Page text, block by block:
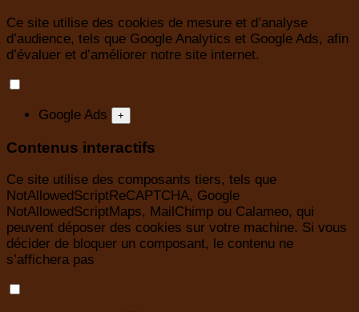
Ce site utilise des cookies de mesure et d’analyse
d’audience, tels que Google Analytics et Google Ads, afin
d’évaluer et d’améliorer notre site internet.
Google Ads +
Contenus interactifs
Ce site utilise des composants tiers, tels que
NotAllowedScriptReCAPTCHA, Google
NotAllowedScriptMaps, MailChimp ou Calameo, qui
peuvent déposer des cookies sur votre machine. Si vous
décider de bloquer un composant, le contenu ne
s’affichera pas